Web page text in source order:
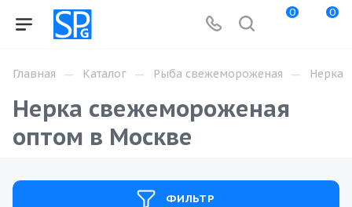
0 0
Главная — Каталог — Рыба свежемороженая — Нерка
Нерка свежемороженая
оптом в Москве
ФИЛЬТР